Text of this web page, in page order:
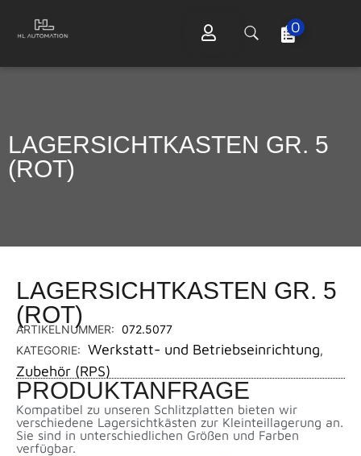
0
LAGERSICHTKASTEN GR. 5
(ROT)
LAGERSICHTKASTEN GR. 5
(ROT)
ARTIKELNUMMER: 072.5077
KATEGORIE: Werkstatt- und Betriebseinrichtung,
Zubehör (RPS)
PRODUKTANFRAGE
Kompatibel zu unseren Schlitzplatten bieten wir
verschiedene Lagersichtkästen zur Kleinteillagerung an.
Sie sind in unterschiedlichen Größen und Farben
verfügbar.